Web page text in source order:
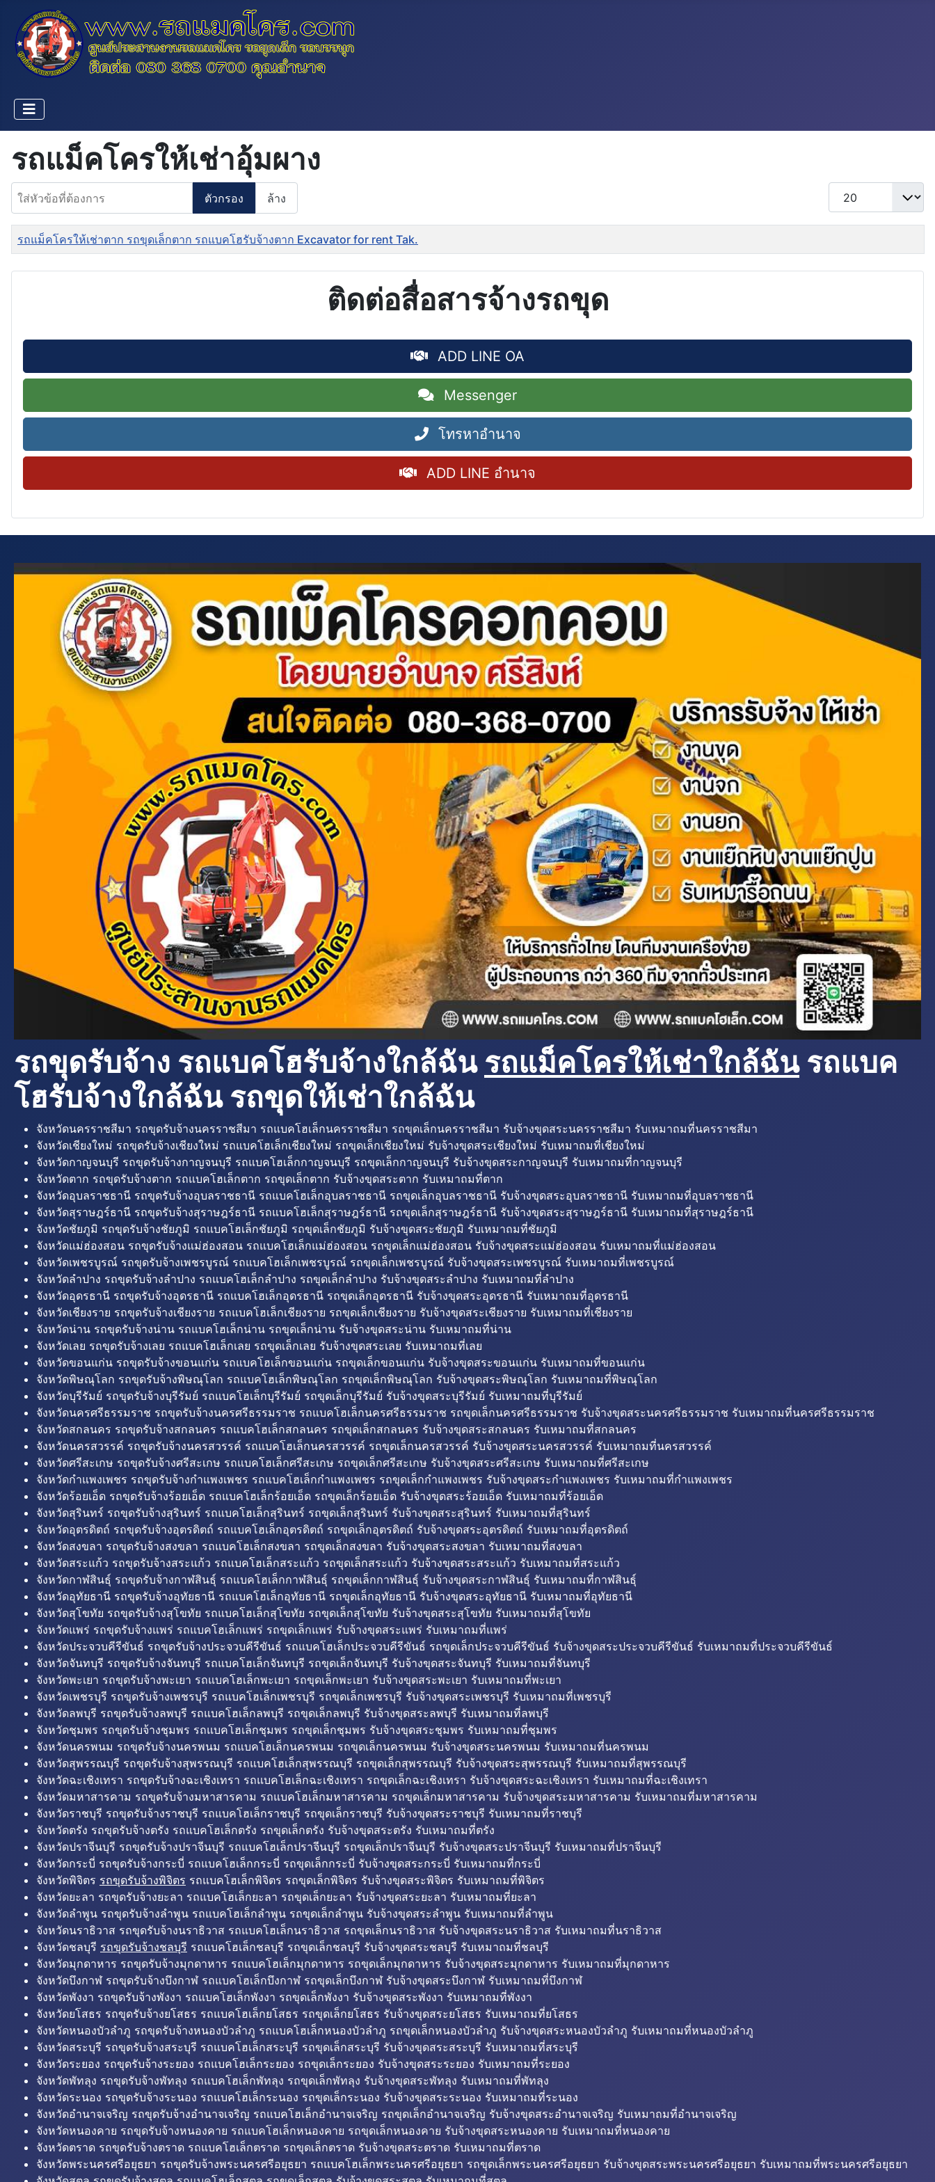
รถแม็คโครให้เช่าอุ้มผาง
ใส่หัวข้อที่ต้องการ
ตัวกรอง ล้าง
แสดง #
ชื่อ
รถแม็คโครให้เช่าตาก รถขุดเล็กตาก รถแบคโฮรับจ้างตาก Excavator for rent Tak.
ติดต่อสื่อสารจ้างรถขุด
ADD LINE OA
Messenger
โทรหาอำนาจ
ADD LINE อำนาจ
รถขุดรับจ้าง รถแบคโฮรับจ้างใกล้ฉัน รถแม็คโครให้เช่าใกล้ฉันรถแบค
โฮรับจ้างใกล้ฉัน รถขุดให้เช่าใกล้ฉัน
จังหวัดนครราชสีมา รถขุดรับจ้างนครราชสีมา รถแบคโฮเล็กนครราชสีมา รถขุดเล็กนครราชสีมา รับจ้างขุดสระนครราชสีมา รับเหมาถมที่นครราชสีมา
จังหวัดเชียงใหม่ รถขุดรับจ้างเชียงใหม่ รถแบคโฮเล็กเชียงใหม่ รถขุดเล็กเชียงใหม่ รับจ้างขุดสระเชียงใหม่ รับเหมาถมที่เชียงใหม่
จังหวัดกาญจนบุรี รถขุดรับจ้างกาญจนบุรี รถแบคโฮเล็กกาญจนบุรี รถขุดเล็กกาญจนบุรี รับจ้างขุดสระกาญจนบุรี รับเหมาถมที่กาญจนบุรี
จังหวัดตาก รถขุดรับจ้างตาก รถแบคโฮเล็กตาก รถขุดเล็กตาก รับจ้างขุดสระตาก รับเหมาถมที่ตาก
จังหวัดอุบลราชธานี รถขุดรับจ้างอุบลราชธานี รถแบคโฮเล็กอุบลราชธานี รถขุดเล็กอุบลราชธานี รับจ้างขุดสระอุบลราชธานี รับเหมาถมที่อุบลราชธานี
จังหวัดสุราษฎร์ธานี รถขุดรับจ้างสุราษฎร์ธานี รถแบคโฮเล็กสุราษฎร์ธานี รถขุดเล็กสุราษฎร์ธานี รับจ้างขุดสระสุราษฎร์ธานี รับเหมาถมที่สุราษฎร์ธานี
จังหวัดชัยภูมิ รถขุดรับจ้างชัยภูมิ รถแบคโฮเล็กชัยภูมิ รถขุดเล็กชัยภูมิ รับจ้างขุดสระชัยภูมิ รับเหมาถมที่ชัยภูมิ
จังหวัดแม่ฮ่องสอน รถขุดรับจ้างแม่ฮ่องสอน รถแบคโฮเล็กแม่ฮ่องสอน รถขุดเล็กแม่ฮ่องสอน รับจ้างขุดสระแม่ฮ่องสอน รับเหมาถมที่แม่ฮ่องสอน
จังหวัดเพชรบูรณ์ รถขุดรับจ้างเพชรบูรณ์ รถแบคโฮเล็กเพชรบูรณ์ รถขุดเล็กเพชรบูรณ์ รับจ้างขุดสระเพชรบูรณ์ รับเหมาถมที่เพชรบูรณ์
จังหวัดลำปาง รถขุดรับจ้างลำปาง รถแบคโฮเล็กลำปาง รถขุดเล็กลำปาง รับจ้างขุดสระลำปาง รับเหมาถมที่ลำปาง
จังหวัดอุดรธานี รถขุดรับจ้างอุดรธานี รถแบคโฮเล็กอุดรธานี รถขุดเล็กอุดรธานี รับจ้างขุดสระอุดรธานี รับเหมาถมที่อุดรธานี
จังหวัดเชียงราย รถขุดรับจ้างเชียงราย รถแบคโฮเล็กเชียงราย รถขุดเล็กเชียงราย รับจ้างขุดสระเชียงราย รับเหมาถมที่เชียงราย
จังหวัดน่าน รถขุดรับจ้างน่าน รถแบคโฮเล็กน่าน รถขุดเล็กน่าน รับจ้างขุดสระน่าน รับเหมาถมที่น่าน
จังหวัดเลย รถขุดรับจ้างเลย รถแบคโฮเล็กเลย รถขุดเล็กเลย รับจ้างขุดสระเลย รับเหมาถมที่เลย
จังหวัดขอนแก่น รถขุดรับจ้างขอนแก่น รถแบคโฮเล็กขอนแก่น รถขุดเล็กขอนแก่น รับจ้างขุดสระขอนแก่น รับเหมาถมที่ขอนแก่น
จังหวัดพิษณุโลก รถขุดรับจ้างพิษณุโลก รถแบคโฮเล็กพิษณุโลก รถขุดเล็กพิษณุโลก รับจ้างขุดสระพิษณุโลก รับเหมาถมที่พิษณุโลก
จังหวัดบุรีรัมย์ รถขุดรับจ้างบุรีรัมย์ รถแบคโฮเล็กบุรีรัมย์ รถขุดเล็กบุรีรัมย์ รับจ้างขุดสระบุรีรัมย์ รับเหมาถมที่บุรีรัมย์
จังหวัดนครศรีธรรมราช รถขุดรับจ้างนครศรีธรรมราช รถแบคโฮเล็กนครศรีธรรมราช รถขุดเล็กนครศรีธรรมราช รับจ้างขุดสระนครศรีธรรมราช รับเหมาถมที่นครศรีธรรมราช
จังหวัดสกลนคร รถขุดรับจ้างสกลนคร รถแบคโฮเล็กสกลนคร รถขุดเล็กสกลนคร รับจ้างขุดสระสกลนคร รับเหมาถมที่สกลนคร
จังหวัดนครสวรรค์ รถขุดรับจ้างนครสวรรค์ รถแบคโฮเล็กนครสวรรค์ รถขุดเล็กนครสวรรค์ รับจ้างขุดสระนครสวรรค์ รับเหมาถมที่นครสวรรค์
จังหวัดศรีสะเกษ รถขุดรับจ้างศรีสะเกษ รถแบคโฮเล็กศรีสะเกษ รถขุดเล็กศรีสะเกษ รับจ้างขุดสระศรีสะเกษ รับเหมาถมที่ศรีสะเกษ
จังหวัดกำแพงเพชร รถขุดรับจ้างกำแพงเพชร รถแบคโฮเล็กกำแพงเพชร รถขุดเล็กกำแพงเพชร รับจ้างขุดสระกำแพงเพชร รับเหมาถมที่กำแพงเพชร
จังหวัดร้อยเอ็ด รถขุดรับจ้างร้อยเอ็ด รถแบคโฮเล็กร้อยเอ็ด รถขุดเล็กร้อยเอ็ด รับจ้างขุดสระร้อยเอ็ด รับเหมาถมที่ร้อยเอ็ด
จังหวัดสุรินทร์ รถขุดรับจ้างสุรินทร์ รถแบคโฮเล็กสุรินทร์ รถขุดเล็กสุรินทร์ รับจ้างขุดสระสุรินทร์ รับเหมาถมที่สุรินทร์
จังหวัดอุตรดิตถ์ รถขุดรับจ้างอุตรดิตถ์ รถแบคโฮเล็กอุตรดิตถ์ รถขุดเล็กอุตรดิตถ์ รับจ้างขุดสระอุตรดิตถ์ รับเหมาถมที่อุตรดิตถ์
จังหวัดสงขลา รถขุดรับจ้างสงขลา รถแบคโฮเล็กสงขลา รถขุดเล็กสงขลา รับจ้างขุดสระสงขลา รับเหมาถมที่สงขลา
จังหวัดสระแก้ว รถขุดรับจ้างสระแก้ว รถแบคโฮเล็กสระแก้ว รถขุดเล็กสระแก้ว รับจ้างขุดสระสระแก้ว รับเหมาถมที่สระแก้ว
จังหวัดกาฬสินธุ์ รถขุดรับจ้างกาฬสินธุ์ รถแบคโฮเล็กกาฬสินธุ์ รถขุดเล็กกาฬสินธุ์ รับจ้างขุดสระกาฬสินธุ์ รับเหมาถมที่กาฬสินธุ์
จังหวัดอุทัยธานี รถขุดรับจ้างอุทัยธานี รถแบคโฮเล็กอุทัยธานี รถขุดเล็กอุทัยธานี รับจ้างขุดสระอุทัยธานี รับเหมาถมที่อุทัยธานี
จังหวัดสุโขทัย รถขุดรับจ้างสุโขทัย รถแบคโฮเล็กสุโขทัย รถขุดเล็กสุโขทัย รับจ้างขุดสระสุโขทัย รับเหมาถมที่สุโขทัย
จังหวัดแพร่ รถขุดรับจ้างแพร่ รถแบคโฮเล็กแพร่ รถขุดเล็กแพร่ รับจ้างขุดสระแพร่ รับเหมาถมที่แพร่
จังหวัดประจวบคีรีขันธ์ รถขุดรับจ้างประจวบคีรีขันธ์ รถแบคโฮเล็กประจวบคีรีขันธ์ รถขุดเล็กประจวบคีรีขันธ์ รับจ้างขุดสระประจวบคีรีขันธ์ รับเหมาถมที่ประจวบคีรีขันธ์
จังหวัดจันทบุรี รถขุดรับจ้างจันทบุรี รถแบคโฮเล็กจันทบุรี รถขุดเล็กจันทบุรี รับจ้างขุดสระจันทบุรี รับเหมาถมที่จันทบุรี
จังหวัดพะเยา รถขุดรับจ้างพะเยา รถแบคโฮเล็กพะเยา รถขุดเล็กพะเยา รับจ้างขุดสระพะเยา รับเหมาถมที่พะเยา
จังหวัดเพชรบุรี รถขุดรับจ้างเพชรบุรี รถแบคโฮเล็กเพชรบุรี รถขุดเล็กเพชรบุรี รับจ้างขุดสระเพชรบุรี รับเหมาถมที่เพชรบุรี
จังหวัดลพบุรี รถขุดรับจ้างลพบุรี รถแบคโฮเล็กลพบุรี รถขุดเล็กลพบุรี รับจ้างขุดสระลพบุรี รับเหมาถมที่ลพบุรี
จังหวัดชุมพร รถขุดรับจ้างชุมพร รถแบคโฮเล็กชุมพร รถขุดเล็กชุมพร รับจ้างขุดสระชุมพร รับเหมาถมที่ชุมพร
จังหวัดนครพนม รถขุดรับจ้างนครพนม รถแบคโฮเล็กนครพนม รถขุดเล็กนครพนม รับจ้างขุดสระนครพนม รับเหมาถมที่นครพนม
จังหวัดสุพรรณบุรี รถขุดรับจ้างสุพรรณบุรี รถแบคโฮเล็กสุพรรณบุรี รถขุดเล็กสุพรรณบุรี รับจ้างขุดสระสุพรรณบุรี รับเหมาถมที่สุพรรณบุรี
จังหวัดฉะเชิงเทรา รถขุดรับจ้างฉะเชิงเทรา รถแบคโฮเล็กฉะเชิงเทรา รถขุดเล็กฉะเชิงเทรา รับจ้างขุดสระฉะเชิงเทรา รับเหมาถมที่ฉะเชิงเทรา
จังหวัดมหาสารคาม รถขุดรับจ้างมหาสารคาม รถแบคโฮเล็กมหาสารคาม รถขุดเล็กมหาสารคาม รับจ้างขุดสระมหาสารคาม รับเหมาถมที่มหาสารคาม
จังหวัดราชบุรี รถขุดรับจ้างราชบุรี รถแบคโฮเล็กราชบุรี รถขุดเล็กราชบุรี รับจ้างขุดสระราชบุรี รับเหมาถมที่ราชบุรี
จังหวัดตรัง รถขุดรับจ้างตรัง รถแบคโฮเล็กตรัง รถขุดเล็กตรัง รับจ้างขุดสระตรัง รับเหมาถมที่ตรัง
จังหวัดปราจีนบุรี รถขุดรับจ้างปราจีนบุรี รถแบคโฮเล็กปราจีนบุรี รถขุดเล็กปราจีนบุรี รับจ้างขุดสระปราจีนบุรี รับเหมาถมที่ปราจีนบุรี
จังหวัดกระบี่ รถขุดรับจ้างกระบี่ รถแบคโฮเล็กกระบี่ รถขุดเล็กกระบี่ รับจ้างขุดสระกระบี่ รับเหมาถมที่กระบี่
จังหวัดพิจิตร รถขุดรับจ้างพิจิตร รถแบคโฮเล็กพิจิตร รถขุดเล็กพิจิตร รับจ้างขุดสระพิจิตร รับเหมาถมที่พิจิตร
จังหวัดยะลา รถขุดรับจ้างยะลา รถแบคโฮเล็กยะลา รถขุดเล็กยะลา รับจ้างขุดสระยะลา รับเหมาถมที่ยะลา
จังหวัดลำพูน รถขุดรับจ้างลำพูน รถแบคโฮเล็กลำพูน รถขุดเล็กลำพูน รับจ้างขุดสระลำพูน รับเหมาถมที่ลำพูน
จังหวัดนราธิวาส รถขุดรับจ้างนราธิวาส รถแบคโฮเล็กนราธิวาส รถขุดเล็กนราธิวาส รับจ้างขุดสระนราธิวาส รับเหมาถมที่นราธิวาส
จังหวัดชลบุรี รถขุดรับจ้างชลบุรี รถแบคโฮเล็กชลบุรี รถขุดเล็กชลบุรี รับจ้างขุดสระชลบุรี รับเหมาถมที่ชลบุรี
จังหวัดมุกดาหาร รถขุดรับจ้างมุกดาหาร รถแบคโฮเล็กมุกดาหาร รถขุดเล็กมุกดาหาร รับจ้างขุดสระมุกดาหาร รับเหมาถมที่มุกดาหาร
จังหวัดบึงกาฬ รถขุดรับจ้างบึงกาฬ รถแบคโฮเล็กบึงกาฬ รถขุดเล็กบึงกาฬ รับจ้างขุดสระบึงกาฬ รับเหมาถมที่บึงกาฬ
จังหวัดพังงา รถขุดรับจ้างพังงา รถแบคโฮเล็กพังงา รถขุดเล็กพังงา รับจ้างขุดสระพังงา รับเหมาถมที่พังงา
จังหวัดยโสธร รถขุดรับจ้างยโสธร รถแบคโฮเล็กยโสธร รถขุดเล็กยโสธร รับจ้างขุดสระยโสธร รับเหมาถมที่ยโสธร
จังหวัดหนองบัวลำภู รถขุดรับจ้างหนองบัวลำภู รถแบคโฮเล็กหนองบัวลำภู รถขุดเล็กหนองบัวลำภู รับจ้างขุดสระหนองบัวลำภู รับเหมาถมที่หนองบัวลำภู
จังหวัดสระบุรี รถขุดรับจ้างสระบุรี รถแบคโฮเล็กสระบุรี รถขุดเล็กสระบุรี รับจ้างขุดสระสระบุรี รับเหมาถมที่สระบุรี
จังหวัดระยอง รถขุดรับจ้างระยอง รถแบคโฮเล็กระยอง รถขุดเล็กระยอง รับจ้างขุดสระระยอง รับเหมาถมที่ระยอง
จังหวัดพัทลุง รถขุดรับจ้างพัทลุง รถแบคโฮเล็กพัทลุง รถขุดเล็กพัทลุง รับจ้างขุดสระพัทลุง รับเหมาถมที่พัทลุง
จังหวัดระนอง รถขุดรับจ้างระนอง รถแบคโฮเล็กระนอง รถขุดเล็กระนอง รับจ้างขุดสระระนอง รับเหมาถมที่ระนอง
จังหวัดอำนาจเจริญ รถขุดรับจ้างอำนาจเจริญ รถแบคโฮเล็กอำนาจเจริญ รถขุดเล็กอำนาจเจริญ รับจ้างขุดสระอำนาจเจริญ รับเหมาถมที่อำนาจเจริญ
จังหวัดหนองคาย รถขุดรับจ้างหนองคาย รถแบคโฮเล็กหนองคาย รถขุดเล็กหนองคาย รับจ้างขุดสระหนองคาย รับเหมาถมที่หนองคาย
จังหวัดตราด รถขุดรับจ้างตราด รถแบคโฮเล็กตราด รถขุดเล็กตราด รับจ้างขุดสระตราด รับเหมาถมที่ตราด
จังหวัดพระนครศรีอยุธยา รถขุดรับจ้างพระนครศรีอยุธยา รถแบคโฮเล็กพระนครศรีอยุธยา รถขุดเล็กพระนครศรีอยุธยา รับจ้างขุดสระพระนครศรีอยุธยา รับเหมาถมที่พระนครศรีอยุธยา